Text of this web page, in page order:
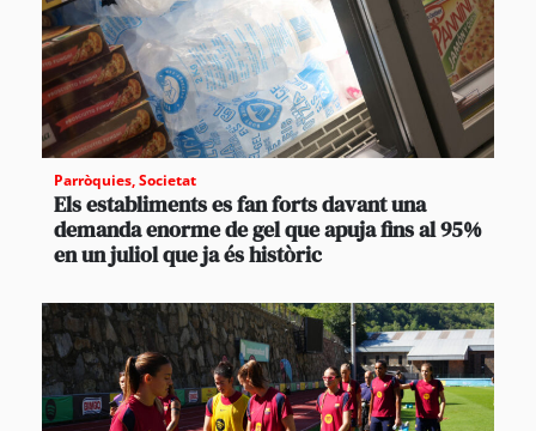
Parròquies,Societat
Els establiments es fan forts davant una
demanda enorme de gel que apuja fins al 95%
en un juliol que ja és històric